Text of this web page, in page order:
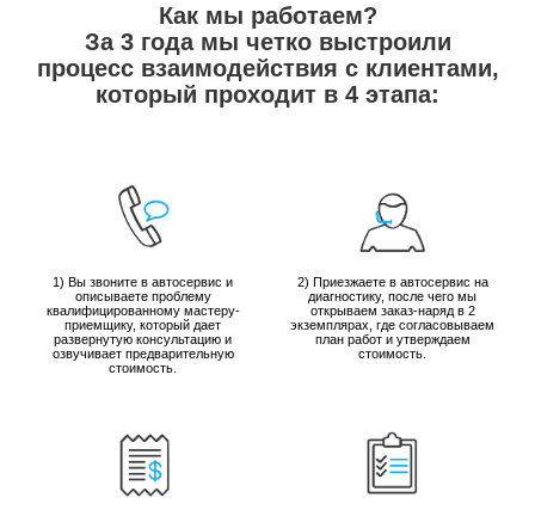
Как мы работаем?
За 3 года мы четко выстроили
процесс взаимодействия с клиентами,
который проходит в 4 этапа:
1) Вы звоните в автосервис и
описываете проблему
квалифицированному мастеру-
приемщику, который дает
развернутую консультацию и
озвучивает предварительную
стоимость.
2) Приезжаете в автосервис на
диагностику, после чего мы
открываем заказ-наряд в 2
экземплярах, где согласовываем
план работ и утверждаем
стоимость.